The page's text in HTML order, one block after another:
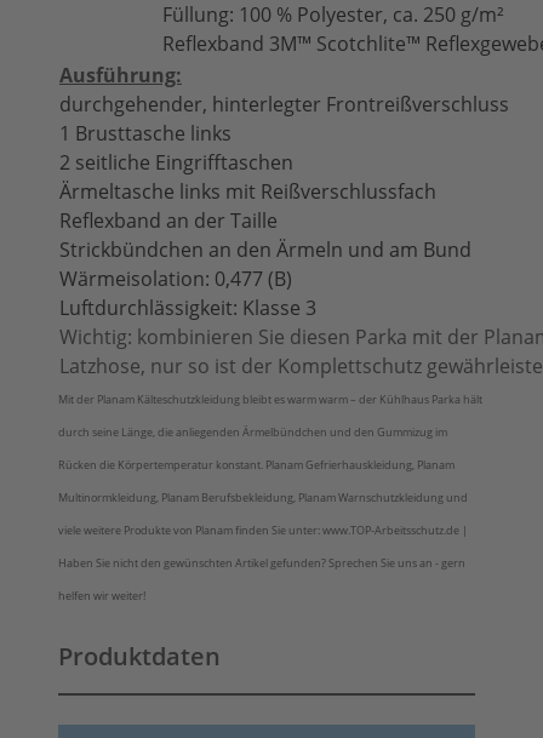
Füllung: 100 % Polyester, ca. 250 g/m²
Reflexband 3M™ Scotchlite™
Ausführung:
durchgehender, hinterlegter Frontreißverschluss
1 Brusttasche links
2 seitliche Eingrifftaschen
Ärmeltasche links mit Reißverschlussfach
Reflexband an der Taille
Strickbündchen an den Ärmeln und am Bund
Wärmeisolation: 0,477 (B)
Luftdurchlässigkeit: Klasse 3
Wichtig: kombinieren Sie diesen Parka mit der
Latzhose, nur so ist der Komplettschutz
Mit der Planam Kälteschutzkleidung bleibt es warm warm – der Kühlhaus Parka hält
durch seine Länge, die anliegenden Ärmelbündchen und den Gummizug im
Rücken die Körpertemperatur konstant. Planam Gefrierhauskleidung, Planam
Multinormkleidung, Planam Berufsbekleidung, Planam Warnschutzkleidung und
viele weitere Produkte von Planam finden Sie unter: www.TOP-Arbeitsschutz.de |
Haben Sie nicht den gewünschten Artikel gefunden? Sprechen Sie uns an - gern
helfen wir weiter!
Produktdaten